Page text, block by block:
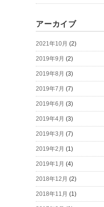
アーカイブ
2021年10月 (2)
2019年9月 (2)
2019年8月 (3)
2019年7月 (7)
2019年6月 (3)
2019年4月 (3)
2019年3月 (7)
2019年2月 (1)
2019年1月 (4)
2018年12月 (2)
2018年11月 (1)